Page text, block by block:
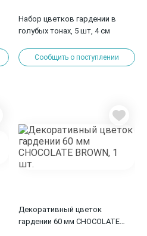
Набор цветков гардении в
голубых тонах, 5 шт, 4 см
Сообщить о поступлении
Декоративный цветок
гардении 60 мм CHOCOLATE